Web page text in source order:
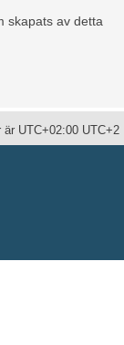
skapats av detta
UTC+02:00 UTC+2